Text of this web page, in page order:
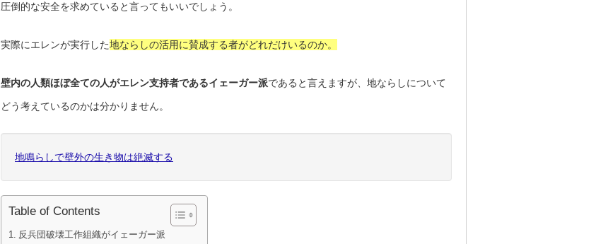
圧倒的な安全を求めていると言ってもいいでしょう。
実際にエレンが実行した地ならしの活用に賛成する者がどれだけいるのか。
壁内の人類ほぼ全ての人がエレン支持者であるイェーガー派であると言えますが、地ならしについて
どう考えているのかは分かりません。
地鳴らしで壁外の生き物は絶滅する
Table of Contents
反兵団破壊工作組織がイェーガー派